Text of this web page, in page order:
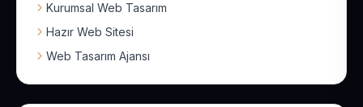
Kurumsal Web Tasarım
Hazır Web Sitesi
Web Tasarım Ajansı